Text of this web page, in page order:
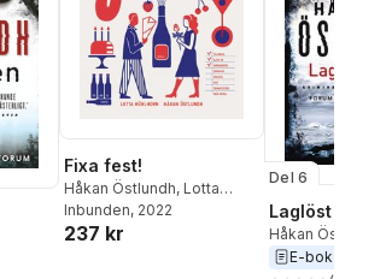
Fixa fest!
Håkan Östlundh, Lotta
Kühlhorn
Inbunden, 2022
237 kr
Del 6
Laglöst land
Håkan Östlundh
E-bok